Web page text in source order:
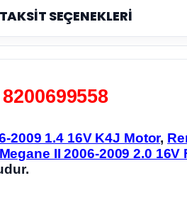
TAKSİT SEÇENEKLERİ
2009 1.4 16V K4J Motor,
II 2006-2009 2.0 16V